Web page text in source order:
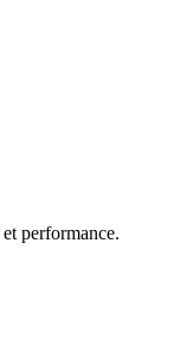
performance.